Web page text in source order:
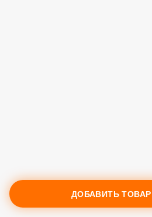
ДОБАВИТЬ